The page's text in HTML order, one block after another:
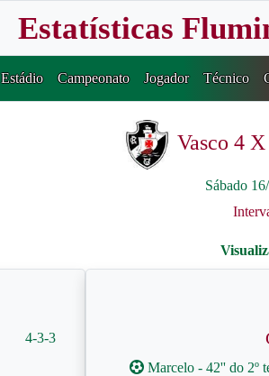
Estatísticas
Estádio Campeonato Jogador Técnico
Vasco 4
Sábado
4-3-3
Marcelo - 42'' do 2º